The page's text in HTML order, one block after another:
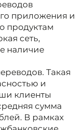
приложения и
продуктам
сеть,
наличие
Такая
и
клиенты
сумма
В рамках